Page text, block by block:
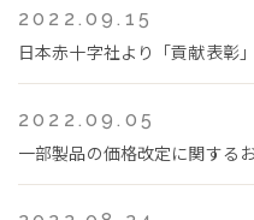
2022.09.15
日本赤十字社より「貢献表彰
2022.09.05
一部製品の価格改定に関する